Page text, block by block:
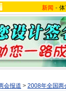
新闻 -
会报道 > 2008年全国两